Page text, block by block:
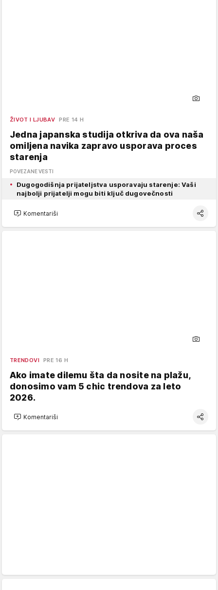
ŽIVOT I LJUBAV PRE 14 H
Jedna japanska studija otkriva da ova naša
omiljena navika zapravo usporava proces
starenja
POVEZANE VESTI
Dugogodišnja prijateljstva usporavaju starenje: Vaši
najbolji prijatelji mogu biti ključ dugovečnosti
Komentariši
TRENDOVI PRE 16 H
Ako imate dilemu šta da nosite na plažu,
donosimo vam 5 chic trendova za leto
2026.
Komentariši